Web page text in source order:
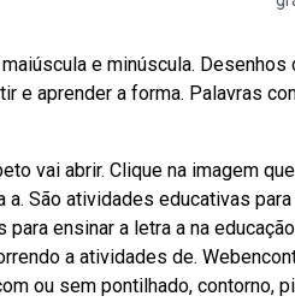
e minúscula.
e aprender a forma. Palavras
vai abrir. Clique na imagem
São atividades educativas
ensinar a letra a na
a atividades de.
ou sem pontilhado, contorno,